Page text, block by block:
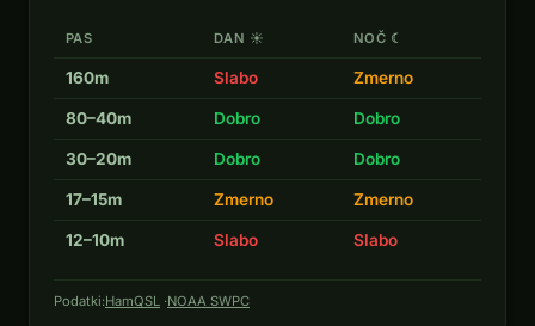
PAS DAN ☀ NOČ ☾
160m Slabo Zmerno
80–40m Dobro Dobro
30–20m Dobro Dobro
17–15m Zmerno Zmerno
12–10m Slabo Slabo
Podatki:HamQSL ·NOAA SWPC